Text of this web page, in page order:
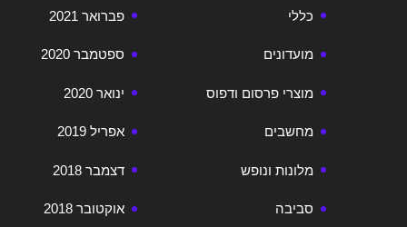
פברואר 2021
ספטמבר 2020
ינואר 2020
אפריל 2019
דצמבר 2018
אוקטובר 2018
כללי
מועדונים
מוצרי פרסום ודפוס
מחשבים
מלונות ונופש
סביבה